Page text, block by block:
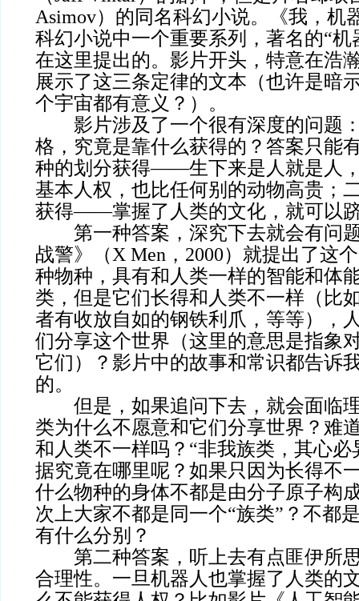
Asimov）的同名科幻小说。《我，机
科幻小说中一个重要系列，著名的“机
在这里提出的。影片开头，特意在浩
展示了这三条定律的文本（也许是暗
个宇宙都有意义？）。
影片涉及了一个很有深度的问题：
格，究竟是靠什么获得的？答案只能
种的划分获得——生下来是人就是人
基本人权，也比任何别的动物高贵；
获得——掌握了人类的文化，就可以
第一种答案，深究下去就会有问
战警》（X Men，2000）就提出了这
种物种，具有和人类一样的智能和体
类，但是它们长得和人类不一样（比
者有收放自如的钢铁利爪，等等），
们分享这个世界（这里的意思是指象
它们）？影片中的故事和常识都告诉
的。
但是，如果追问下去，就会面临
类为什么不愿意和它们分享世界？难
和人类不一样吗？“非我族类，其心必
据究竟在哪里呢？如果只因为长得不
什么物种的身体不都是由分子原子构
次上大家不都是同一个“族类”？不都
有什么分别？
第二种答案，听上去有点匪伊所
合理性。一旦机器人也掌握了人类的